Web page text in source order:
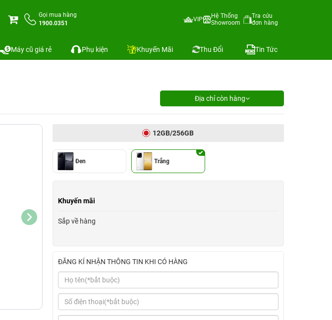
Gọi mua hàng
1900.0351
VIP
Hệ Thống
Showroom
Tra cứu
đơn hàng
Máy cũ giá rẻ Phụ kiện Khuyến Mãi Thu Đổi Tin Tức
Địa chỉ còn hàng
12GB/256GB
Đen Trắng
Khuyến mãi
Sắp về hàng
ĐĂNG KÍ NHẬN THÔNG TIN KHI CÓ HÀNG